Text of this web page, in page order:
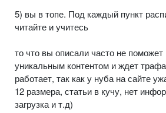
5) вы в топе. Под каждый пункт
читайте и учитесь
то что вы описали часто не
уникальным контентом и ждет
работает, так как у нуба на сайте
12 размера, статьи в кучу, нет
загрузка и т.д)